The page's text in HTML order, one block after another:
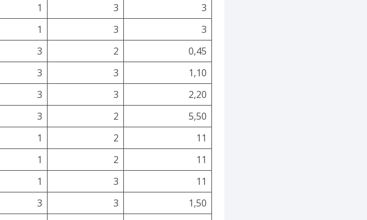
1 3
3
1 3
3
3 2
0,45
3 3
1,10
3 3
2,20
3 2
5,50
1 2
11
1 2
11
1 3
11
3 3
1,50